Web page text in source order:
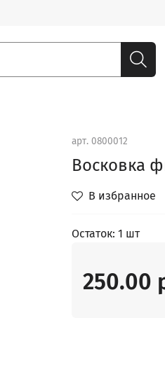
арт. 0800012
Восковка
В избранное
Остаток: 1 шт
250.00